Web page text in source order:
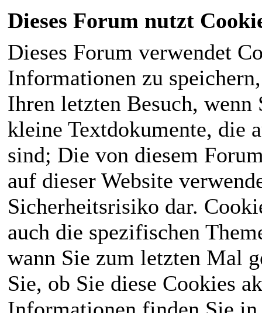
Dieses Forum nutzt
Dieses Forum verwendet
Informationen zu
Ihren letzten Besuch,
kleine Textdokumente, die
sind; Die von diesem
auf dieser Website
Sicherheitsrisiko dar.
auch die spezifischen
wann Sie zum letzten Mal
Sie, ob Sie diese Cookies